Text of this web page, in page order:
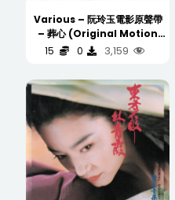
Various – 阮玲玉電影原聲帶
– 葬心 (Original Motion
Picture Soundtrack)
15 0 3,159